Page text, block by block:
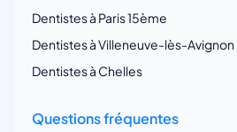
Dentistes à Paris 15ème
Dentistes à Villeneuve-lès-Avignon
Dentistes à Chelles
Questions fréquentes